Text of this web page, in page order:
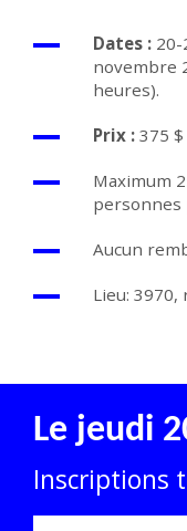
Dates :
novembre
heures).
Prix : 375
Maximum
personnes
Aucun
Lieu:
Le jeudi
Inscriptions